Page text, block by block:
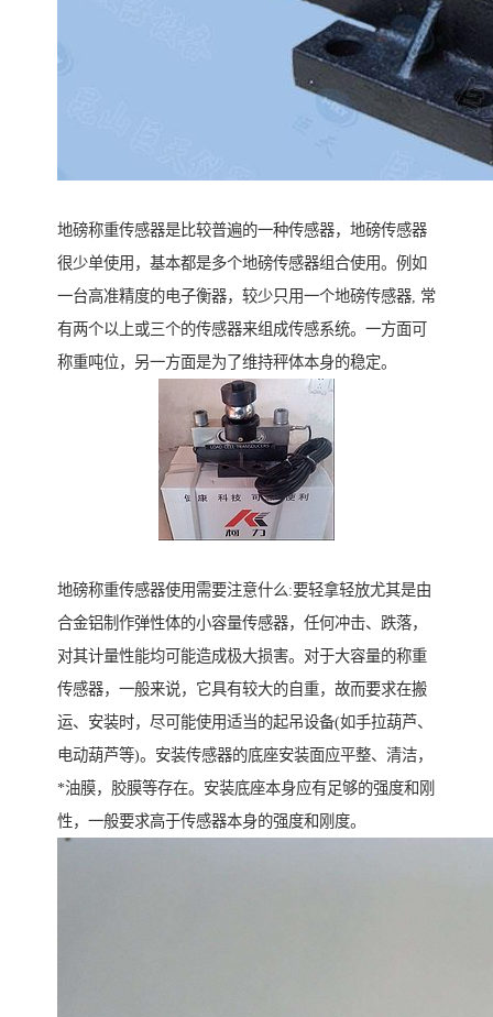
地磅称重传感器是比较普遍的一种传感器，地磅传感器
很少单使用，基本都是多个地磅传感器组合使用。例如
一台高准精度的电子衡器，较少只用一个地磅传感器, 常
有两个以上或三个的传感器来组成传感系统。一方面可
称重吨位，另一方面是为了维持秤体本身的稳定。
地磅称重传感器使用需要注意什么:要轻拿轻放尤其是由
合金铝制作弹性体的小容量传感器，任何冲击、跌落，
对其计量性能均可能造成极大损害。对于大容量的称重
传感器，一般来说，它具有较大的自重，故而要求在搬
运、安装时，尽可能使用适当的起吊设备(如手拉葫芦、
电动葫芦等)。安装传感器的底座安装面应平整、清洁，
*油膜，胶膜等存在。安装底座本身应有足够的强度和刚
性，一般要求高于传感器本身的强度和刚度。